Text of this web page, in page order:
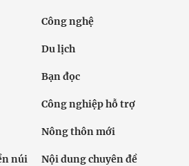
Công nghệ
Du lịch
Bạn đọc
Công nghiệp hỗ trợ
Nông thôn mới
núi Nội dung chuyên đề